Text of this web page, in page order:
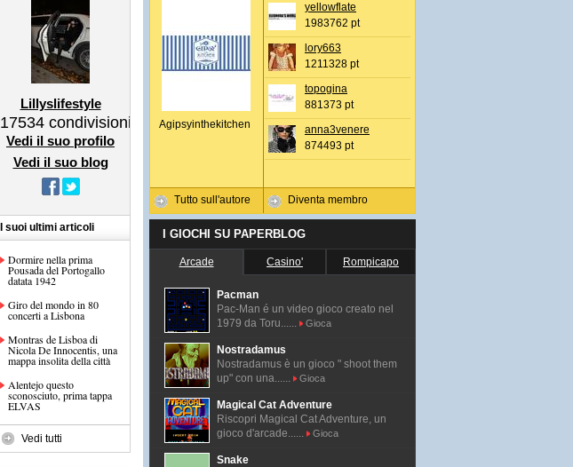
Lillyslifestyle
17534 condivisioni
Vedi il suo profilo
Vedi il suo blog
I suoi ultimi articoli
Dormire nella prima
Pousada del Portogallo
datata 1942
Giro del mondo in 80
concerti a Lisbona
Montras de Lisboa di
Nicola De Innocentis, una
mappa insolita della città
Alentejo questo
sconosciuto, prima tappa
ELVAS
Vedi tutti
Agipsyinthekitchen
Tutto sull'autore
yellowflate
1983762 pt
lory663
1211328 pt
topogina
881373 pt
anna3venere
874493 pt
Diventa membro
I GIOCHI SU PAPERBLOG
Arcade Casino' Rompicapo
Pacman
Pac-Man é un video gioco creato nel
1979 da Toru......
Gioca
Nostradamus
Nostradamus è un gioco " shoot them
up" con una......
Gioca
Magical Cat Adventure
Riscopri Magical Cat Adventure, un
gioco d'arcade......
Gioca
Snake